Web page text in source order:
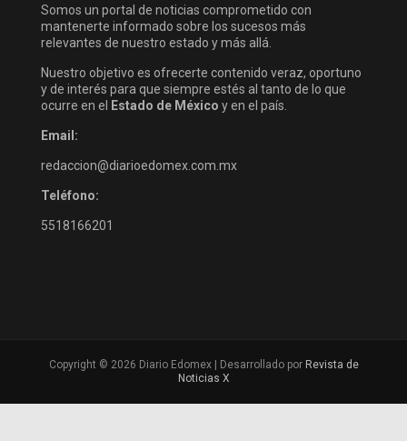
Somos un portal de noticias comprometido con
mantenerte informado sobre los sucesos más
relevantes de nuestro estado y más allá.
Nuestro objetivo es ofrecerte contenido veraz, oportuno
y de interés para que siempre estés al tanto de lo que
ocurre en el
Estado de México y en el país.
Email:
redaccion@diarioedomex.com.mx
Teléfono:
5518166201
Copyright © 2026 Diario Edomex | Desarrollado por Revista de
Noticias X